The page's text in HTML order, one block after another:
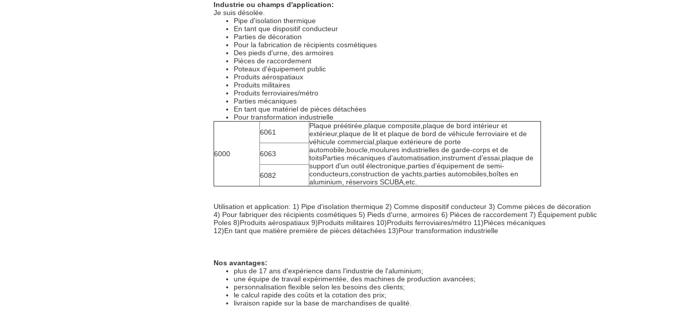
Industrie ou champs d'application:
Je suis désolée.
Pipe d'isolation thermique
En tant que dispositif conducteur
Parties de décoration
Pour la fabrication de récipients cosmétiques
Des pieds d'urne, des armoires
Pièces de raccordement
Poteaux d'équipement public
Produits aérospatiaux
Produits militaires
Produits ferroviaires/métro
Parties mécaniques
En tant que matériel de pièces détachées
Pour transformation industrielle
6000
6061
Plaque préétirée,plaque composite,plaque de bord intérieur et
extérieur,plaque de lit et plaque de bord de véhicule ferroviaire et de
véhicule commercial,plaque extérieure de porte
automobile,boucle,moulures industrielles de garde-corps et de
toitsParties mécaniques d'automatisation,instrument d'essai,plaque de
support d'un outil électronique,parties d'équipement de semi-
conducteurs,construction de yachts,parties automobiles,boîtes en
aluminium, réservoirs SCUBA,etc.
6063
6082
Utilisation et application: 1) Pipe d'isolation thermique 2) Comme dispositif conducteur 3) Comme pièces de décoration
4) Pour fabriquer des récipients cosmétiques 5) Pieds d'urne, armoires 6) Pièces de raccordement 7) Équipement public
Poles 8)Produits aérospatiaux 9)Produits militaires 10)Produits ferroviaires/métro 11)Pièces mécaniques
12)En tant que matière première de pièces détachées 13)Pour transformation industrielle
Nos avantages:
plus de 17 ans d'expérience dans l'industrie de l'aluminium;
une équipe de travail expérimentée, des machines de production avancées;
personnalisation flexible selon les besoins des clients;
le calcul rapide des coûts et la cotation des prix;
livraison rapide sur la base de marchandises de qualité.